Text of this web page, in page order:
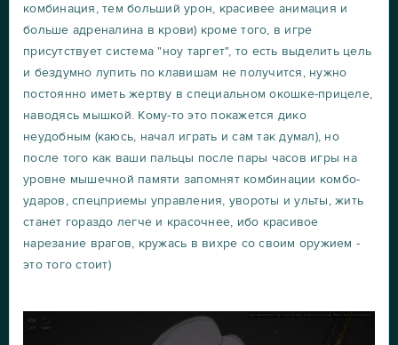
комбинация, тем больший урон, красивее анимация и
больше адреналина в крови) кроме того, в игре
присутствует система "ноу таргет", то есть выделить цель
и бездумно лупить по клавишам не получится, нужно
постоянно иметь жертву в специальном окошке-прицеле,
наводясь мышкой. Кому-то это покажется дико
неудобным (каюсь, начал играть и сам так думал), но
после того как ваши пальцы после пары часов игры на
уровне мышечной памяти запомнят комбинации комбо-
ударов, спецприемы управления, увороты и ульты, жить
станет гораздо легче и красочнее, ибо красивое
нарезание врагов, кружась в вихре со своим оружием -
это того стоит)